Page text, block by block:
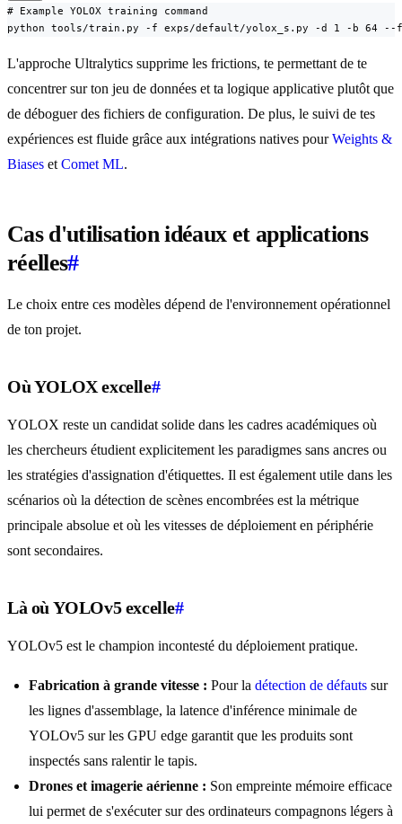
# Example YOLOX training command
python tools/train.py -f exps/default/yolox_s.py -d 1 -b 64 --
L'approche Ultralytics supprime les frictions, te permettant de te
concentrer sur ton jeu de données et ta logique applicative plutôt que
de déboguer des fichiers de configuration. De plus, le suivi de tes
expériences est fluide grâce aux intégrations natives pourWeights &
Biases et Comet ML.
Cas d'utilisation idéaux et applications
réelles#
Le choix entre ces modèles dépend de l'environnement opérationnel
de ton projet.
Où YOLOX excelle#
YOLOX reste un candidat solide dans les cadres académiques où
les chercheurs étudient explicitement les paradigmes sans ancres ou
les stratégies d'assignation d'étiquettes. Il est également utile dans les
scénarios où la détection de scènes encombrées est la métrique
principale absolue et où les vitesses de déploiement en périphérie
sont secondaires.
Là où YOLOv5 excelle#
YOLOv5 est le champion incontesté du déploiement pratique.
Fabrication à grande vitesse : Pour la détection de défauts sur
les lignes d'assemblage, la latence d'inférence minimale de
YOLOv5 sur les GPU edge garantit que les produits sont
inspectés sans ralentir le tapis.
Drones et imagerie aérienne : Son empreinte mémoire efficace
lui permet de s'exécuter sur des ordinateurs compagnons légers à